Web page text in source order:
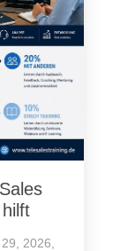
2026,